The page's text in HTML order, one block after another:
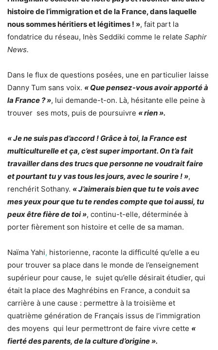
histoire de l’immigration et de la France, dans laquelle
nous sommes héritiers et légitimes ! », fait part la
fondatrice du réseau, Inès Seddiki comme le relate Saphir
News.
Dans le flux de questions posées, une en particulier laisse
Danny Tum sans voix. « Que pensez-vous avoir apporté à
la France ? », lui demande-t-on. Là, hésitante elle peine à
trouver ses mots, puis de poursuivre « rien ».
« Je ne suis pas d’accord ! Grâce à toi, la France est
multiculturelle et ça, c’est super important. On t’a fait
travailler dans des trucs que personne ne voudrait faire
et pourtant tu y vas tous les jours, avec le sourire ! »,
renchérit Sothany. « J’aimerais bien que tu te vois avec
mes yeux pour que tu te rendes compte que toi aussi, tu
peux être fière de toi », continu-t-elle, déterminée à
porter fièrement son histoire et celle de sa maman.
Naïma Yahi, historienne, raconte la difficulté qu’elle a eu
pour trouver sa place dans le monde de l’enseignement
supérieur pour cause, le sujet qu’elle désirait étudier, qui
était la place des Maghrébins en France, a conduit sa
carrière à une cause : permettre à la troisième et
quatrième génération de Français issus de l’immigration
des moyens qui leur permettront de faire vivre cette «
fierté des parents, de la culture d’origine ».